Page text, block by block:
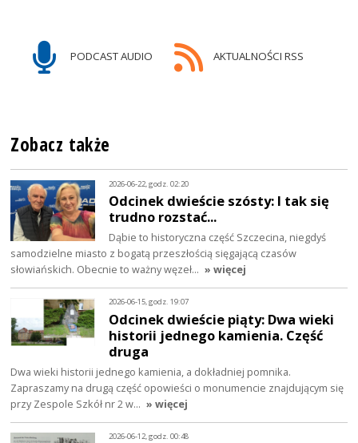
PODCAST AUDIO AKTUALNOŚCI RSS
Zobacz także
2026-06-22, godz. 02:20
Odcinek dwieście szósty: I tak się
trudno rozstać...
Dąbie to historyczna część Szczecina, niegdyś
samodzielne miasto z bogatą przeszłością sięgającą czasów
słowiańskich. Obecnie to ważny węzeł… » więcej
2026-06-15, godz. 19:07
Odcinek dwieście piąty: Dwa wieki
historii jednego kamienia. Część
druga
Dwa wieki historii jednego kamienia, a dokładniej pomnika.
Zapraszamy na drugą część opowieści o monumencie znajdującym się
przy Zespole Szkół nr 2 w… » więcej
2026-06-12, godz. 00:48